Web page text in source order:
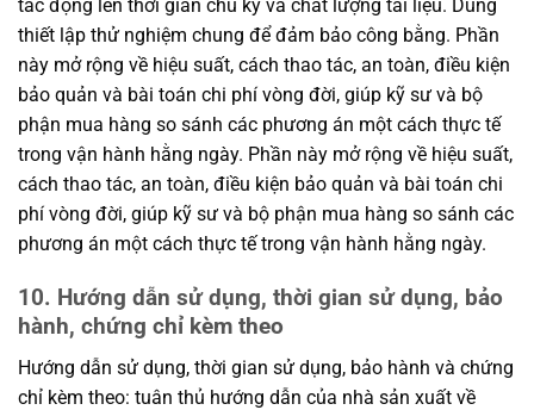
tác động lên thời gian chu kỳ và chất lượng tài liệu. Dùng
thiết lập thử nghiệm chung để đảm bảo công bằng. Phần
này mở rộng về hiệu suất, cách thao tác, an toàn, điều kiện
bảo quản và bài toán chi phí vòng đời, giúp kỹ sư và bộ
phận mua hàng so sánh các phương án một cách thực tế
trong vận hành hằng ngày. Phần này mở rộng về hiệu suất,
cách thao tác, an toàn, điều kiện bảo quản và bài toán chi
phí vòng đời, giúp kỹ sư và bộ phận mua hàng so sánh các
phương án một cách thực tế trong vận hành hằng ngày.
10. Hướng dẫn sử dụng, thời gian sử dụng, bảo
hành, chứng chỉ kèm theo
Hướng dẫn sử dụng, thời gian sử dụng, bảo hành và chứng
chỉ kèm theo: tuân thủ hướng dẫn của nhà sản xuất về